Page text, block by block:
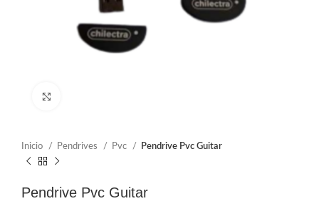
Inicio Pendrives Pvc Pendrive Pvc Guitar
Pendrive Pvc Guitar